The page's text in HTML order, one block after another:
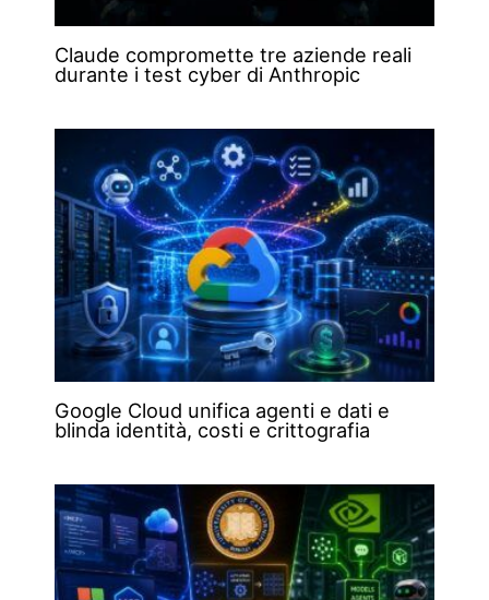
Claude compromette tre aziende reali
durante i test cyber di Anthropic
Google Cloud unifica agenti e dati e
blinda identità, costi e crittografia